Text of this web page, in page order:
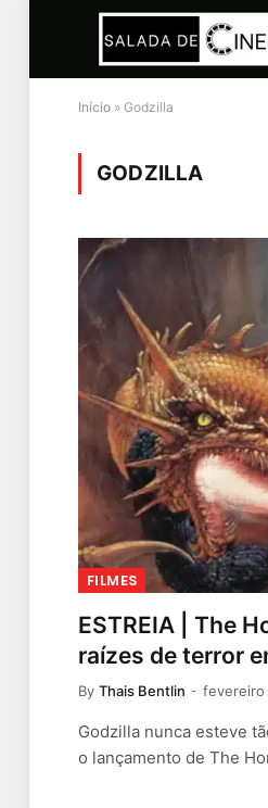
Início » Godzilla
GODZILLA
FILMES
ESTREIA | The
raízes de terror
By Thais Bentlin fevereiro
Godzilla nunca esteve
o lançamento de The